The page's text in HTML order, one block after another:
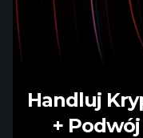
Handluj
+